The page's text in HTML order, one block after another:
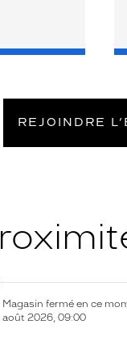
REJOINDRE
Magasin fermé en ce
août 2026, 09:00